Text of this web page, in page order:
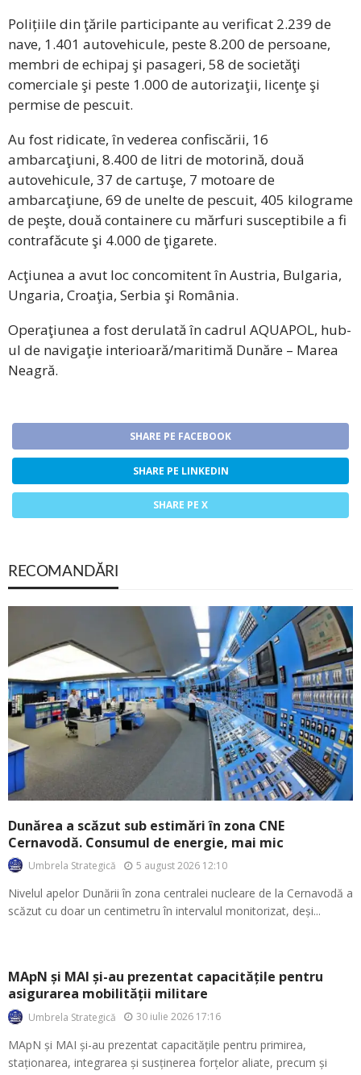
Polițiile din ţările participante au verificat 2.239 de
nave, 1.401 autovehicule, peste 8.200 de persoane,
membri de echipaj şi pasageri, 58 de societăţi
comerciale şi peste 1.000 de autorizaţii, licenţe şi
permise de pescuit.
Au fost ridicate, în vederea confiscării, 16
ambarcaţiuni, 8.400 de litri de motorină, două
autovehicule, 37 de cartuşe, 7 motoare de
ambarcaţiune, 69 de unelte de pescuit, 405 kilograme
de peşte, două containere cu mărfuri susceptibile a fi
contrafăcute şi 4.000 de ţigarete.
Acţiunea a avut loc concomitent în Austria, Bulgaria,
Ungaria, Croaţia, Serbia şi România.
Operaţiunea a fost derulată în cadrul AQUAPOL, hub-
ul de navigaţie interioară/maritimă Dunăre – Marea
Neagră.
SHARE PE FACEBOOK
SHARE PE LINKEDIN
SHARE PE X
RECOMANDĂRI
Dunărea a scăzut sub estimări în zona CNE
Cernavodă. Consumul de energie, mai mic
Umbrela Strategică 5 august 2026 12:10
Nivelul apelor Dunării în zona centralei nucleare de la Cernavodă a
scăzut cu doar un centimetru în intervalul monitorizat, deși...
MApN și MAI și-au prezentat capacitățile pentru
asigurarea mobilității militare
Umbrela Strategică 30 iulie 2026 17:16
MApN și MAI și-au prezentat capacitățile pentru primirea,
staționarea, integrarea și susținerea forțelor aliate, precum și